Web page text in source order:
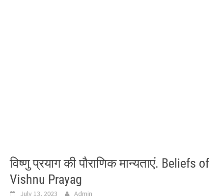
विष्णु प्रयाग की पौराणिक मान्यताएं. Beliefs of
Vishnu Prayag
July 13, 2023 Admin